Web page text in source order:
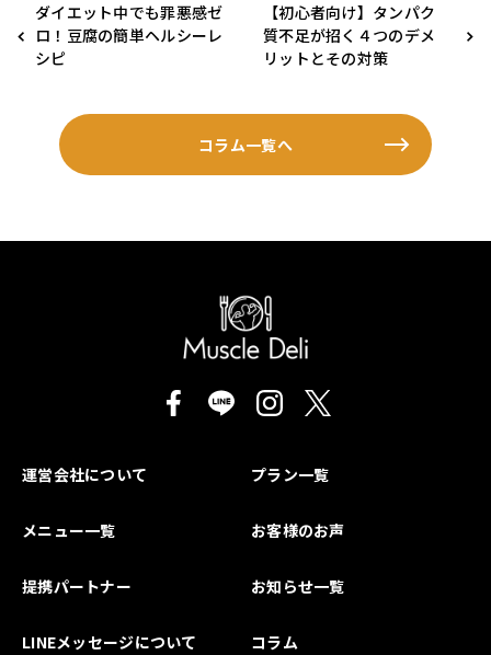
ダイエット中でも罪悪感ゼ
ロ！豆腐の簡単ヘルシーレ
シピ
【初心者向け】タンパク
質不足が招く４つのデメ
リットとその対策
コラム一覧へ
運営会社について プラン一覧
メニュー一覧 お客様のお声
提携パートナー お知らせ一覧
LINEメッセージについて コラム